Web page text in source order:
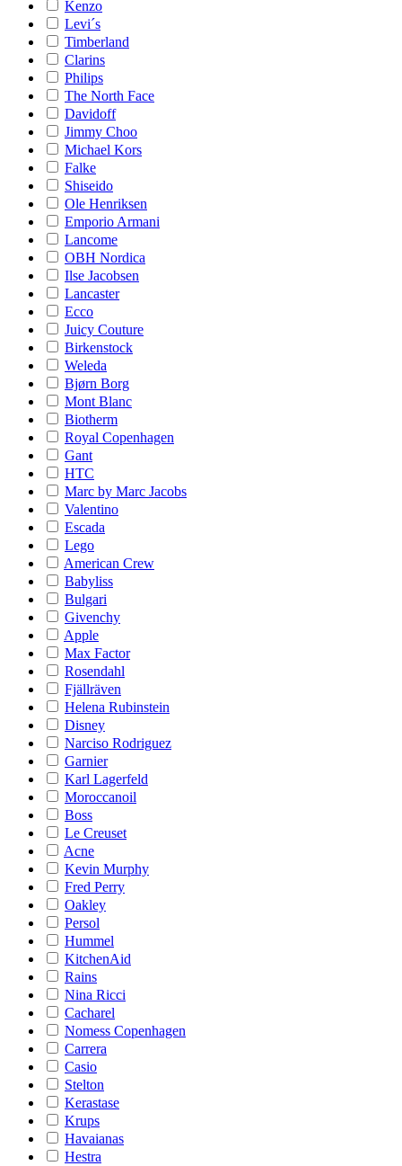
Kenzo
Levi´s
Timberland
Clarins
Philips
The North Face
Davidoff
Jimmy Choo
Michael Kors
Falke
Shiseido
Ole Henriksen
Emporio Armani
Lancome
OBH Nordica
Ilse Jacobsen
Lancaster
Ecco
Juicy Couture
Birkenstock
Weleda
Bjørn Borg
Mont Blanc
Biotherm
Royal Copenhagen
Gant
HTC
Marc by Marc Jacobs
Valentino
Escada
Lego
American Crew
Babyliss
Bulgari
Givenchy
Apple
Max Factor
Rosendahl
Fjällräven
Helena Rubinstein
Disney
Narciso Rodriguez
Garnier
Karl Lagerfeld
Moroccanoil
Boss
Le Creuset
Acne
Kevin Murphy
Fred Perry
Oakley
Persol
Hummel
KitchenAid
Rains
Nina Ricci
Cacharel
Nomess Copenhagen
Carrera
Casio
Stelton
Kerastase
Krups
Havaianas
Hestra